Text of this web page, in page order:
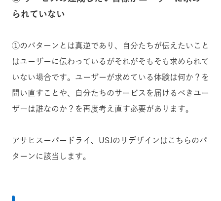
られていない
①のパターンとは真逆であり、自分たちが伝えたいこと
はユーザーに伝わっているがそれがそもそも求められて
いない場合です。ユーザーが求めている体験は何か？を
問い直すことや、自分たちのサービスを届けるべきユー
ザーは誰なのか？を再度考え直す必要があります。
アサヒスーパードライ、USJのリデザインはこちらのパ
ターンに該当します。